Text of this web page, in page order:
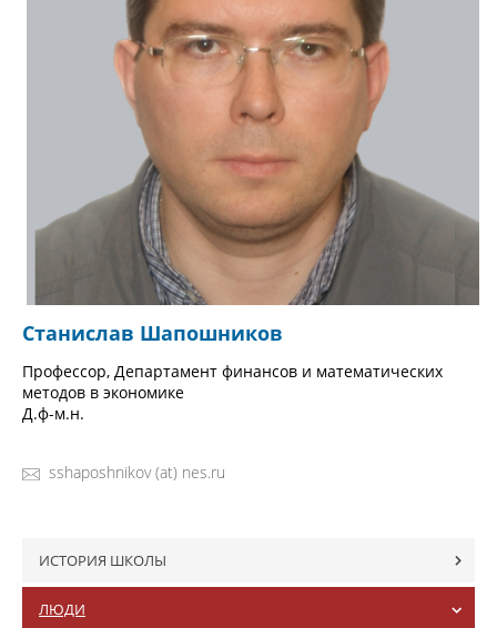
Станислав Шапошников
Профессор, Департамент финансов и математических
методов в экономике
Д.ф-м.н.
sshaposhnikov (at) nes.ru
ИСТОРИЯ ШКОЛЫ
ЛЮДИ